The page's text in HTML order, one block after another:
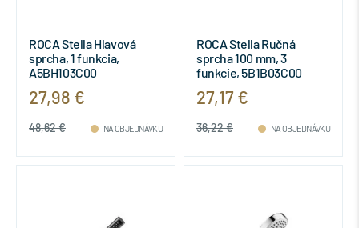
ROCA Stella Hlavová
sprcha, 1 funkcia,
A5BH103C00
27,98 €
48,62 € NA OBJEDNÁVKU
ROCA Stella Ručná
sprcha 100 mm, 3
funkcie, 5B1B03C00
27,17 €
36,22 € NA OBJEDNÁVKU